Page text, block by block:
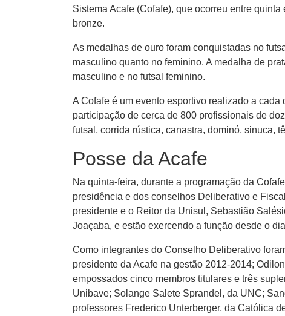
Sistema Acafe (Cofafe), que ocorreu entre
bronze.
As medalhas de ouro foram conquistadas no
masculino quanto no feminino. A medalha de
masculino e no futsal feminino.
A Cofafe é um evento esportivo realizado a
participação de cerca de 800 profissionais de
futsal, corrida rústica, canastra, dominó, sinuca,
Posse da Acafe
Na quinta-feira, durante a programação da
presidência e dos conselhos Deliberativo e
presidente e o Reitor da Unisul, Sebastião
Joaçaba, e estão exercendo a função desde o
Como integrantes do Conselho Deliberativo
presidente da Acafe na gestão 2012-2014;
empossados cinco membros titulares e três
Unibave; Solange Salete Sprandel, da UNC;
professores Frederico Unterberger, da Católica